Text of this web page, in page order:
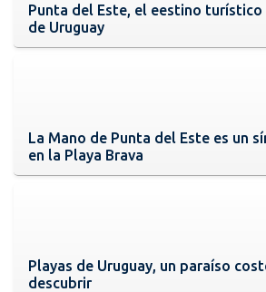
Punta del Este, el eestino turístico
de Uruguay
La Mano de Punta del Este es un
en la Playa Brava
Playas de Uruguay, un paraíso
descubrir